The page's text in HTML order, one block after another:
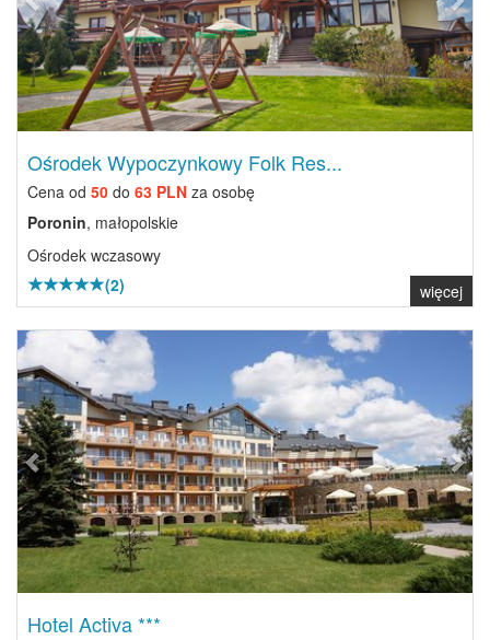
Ośrodek Wypoczynkowy Folk Res...
Cena od 50 do 63 PLN za osobę
Poronin, małopolskie
Ośrodek wczasowy
(2)
więcej
Previous Next
Hotel Activa ***